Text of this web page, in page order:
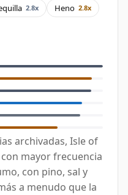
2.8x Heno 2.8x
archivadas, Isle of
mayor frecuencia
con pino, sal y
a menudo que la